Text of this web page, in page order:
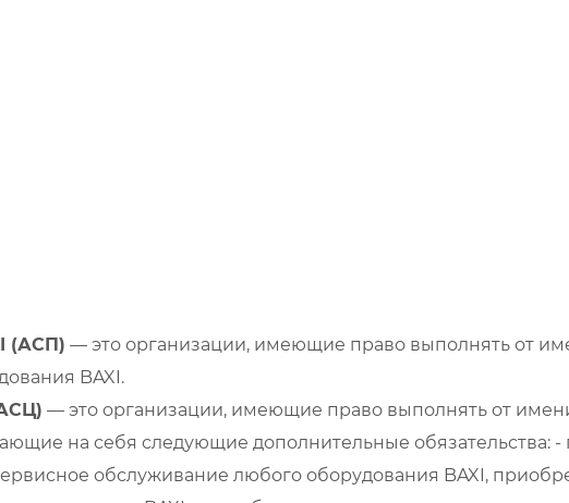
(АСП) — это организации, имеющие право выполнять от
BAXI.
— это организации, имеющие право выполнять от
на себя следующие дополнительные обязательства:
обслуживание любого оборудования BAXI,